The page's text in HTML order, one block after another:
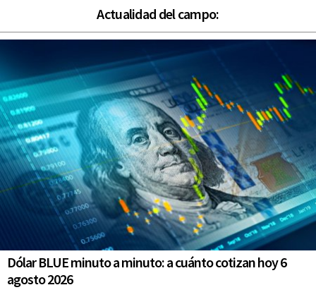
Actualidad del campo:
Dólar BLUE minuto a minuto: a cuánto cotizan hoy 6
agosto 2026